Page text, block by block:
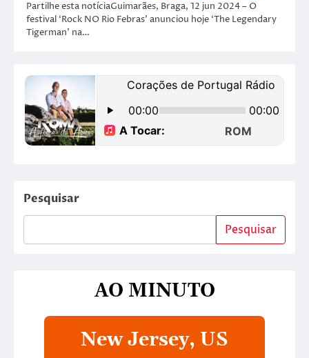
Partilhe esta notíciaGuimarães, Braga, 12 jun 2024 – O
festival ‘Rock NO Rio Febras’ anunciou hoje ‘The Legendary
Tigerman’ na…
Pesquisar
Pesquisar
AO MINUTO
New Jersey, US